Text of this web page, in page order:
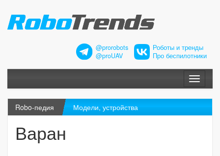
@prorobots
@proUAV
Роботы и тренды
Про беспилотники
Меню
Robo-педия Модели, устройства
Варан